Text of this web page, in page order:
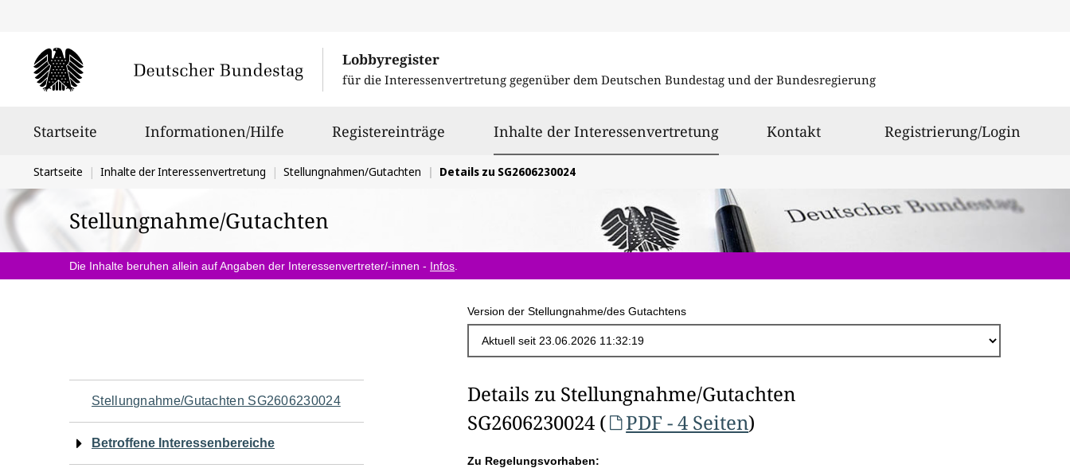
Lobbyregister
für die Interessenvertretung gegenüber dem Deutschen Bundestag und der Bundesregierung
Startseite Informationen/Hilfe Registereinträge Inhalte der Interessenvertretungausgewählt
Kontakt Registrierung/Login
Sie
befinden
sich
hier:
Startseite Inhalte der Interessenvertretung Stellungnahmen/Gutachten Details zu SG2606230024
Stellungnahme/Gutachten
Die Inhalte beruhen allein auf Angaben der Interessenvertreter/-innen - Infos
Version der Stellungnahme/des Gutachtens
Navigation
für
Stellungnahme/Gutachten SG2606230024
Betroffene Interessenbereiche
Details zu Stellungnahme/Gutachten
SG2606230024 (
PDF - 4 Seiten)
Zu Regelungsvorhaben: